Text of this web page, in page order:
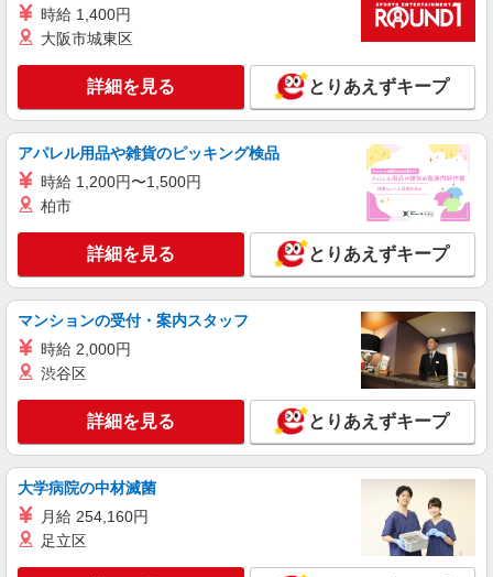
アルバイト パート
すき家 豊中熊野町店
ど）
時給1,210円 ※22:00〜翌5:00：時給1,513円 ※
高校生時給1,180円 ※早朝手当（5:00〜9:00）時給
＋150円大阪府豊中市熊野町1-7-15
詳細を見る
パート
すき家 豊中曽根店
すき家の店舗スタッフ（接客・調理・清掃な
ど）
キープ 詳細を見る
アルバイト パート
名阪食品株式会社 大阪事業部
調理補助（介護老人施設の盛付・洗浄）
時給1,280円〜 ※8：00以降は時給1,180円にな
ります。
時給 1,400円
大阪市城東区
詳細を見る とりあえずキープ
アパレル用品や雑貨のピッキング検品
時給 1,200円〜1,500円
柏市
詳細を見る とりあえずキープ
マンションの受付・案内スタッフ
時給 2,000円
渋谷区
詳細を見る とりあえずキープ
大学病院の中材滅菌
月給 254,160円
足立区